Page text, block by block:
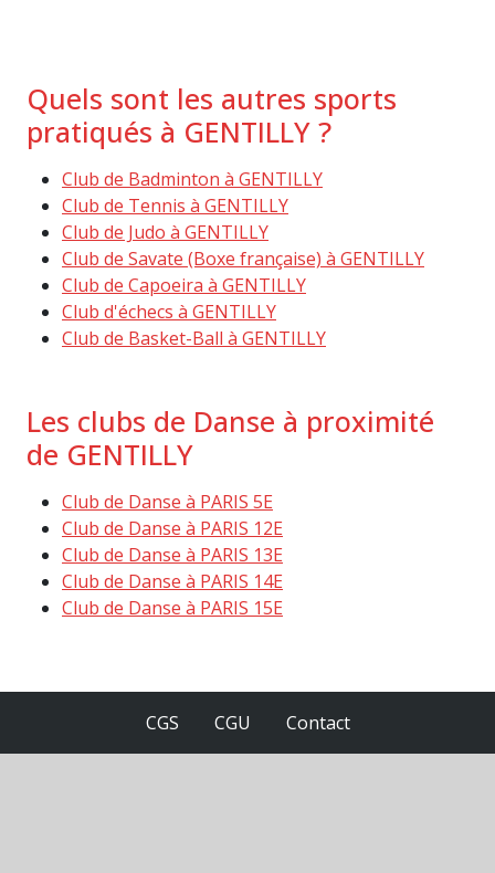
Quels sont les autres sports
pratiqués à GENTILLY ?
Club de Badminton à GENTILLY
Club de Tennis à GENTILLY
Club de Judo à GENTILLY
Club de Savate (Boxe française) à GENTILLY
Club de Capoeira à GENTILLY
Club d'échecs à GENTILLY
Club de Basket-Ball à GENTILLY
Les clubs de Danse à proximité
de GENTILLY
Club de Danse à PARIS 5E
Club de Danse à PARIS 12E
Club de Danse à PARIS 13E
Club de Danse à PARIS 14E
Club de Danse à PARIS 15E
CGS CGU Contact